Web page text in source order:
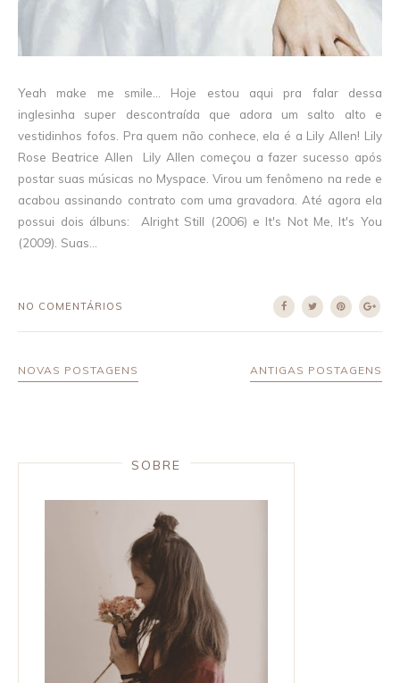
Yeah make me smile... Hoje estou aqui pra falar dessa
inglesinha super descontraída que adora um salto alto e
vestidinhos fofos. Pra quem não conhece, ela é a Lily Allen! Lily
Rose Beatrice Allen Lily Allen começou a fazer sucesso após
postar suas músicas no Myspace. Virou um fenômeno na rede e
acabou assinando contrato com uma gravadora. Até agora ela
possui dois álbuns: Alright Still (2006) e It's Not Me, It's You
(2009). Suas...
NO COMENTÁRIOS
NOVAS POSTAGENS ANTIGAS POSTAGENS
SOBRE